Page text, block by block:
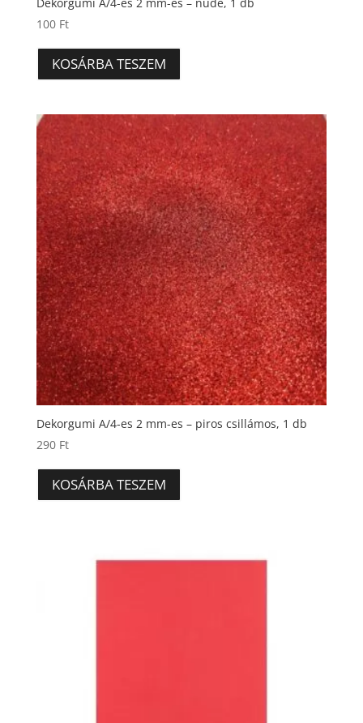
100 Ft
KOSÁRBA TESZEM
Dekorgumi A/4-es 2 mm-es – piros csillámos, 1 db
290 Ft
KOSÁRBA TESZEM